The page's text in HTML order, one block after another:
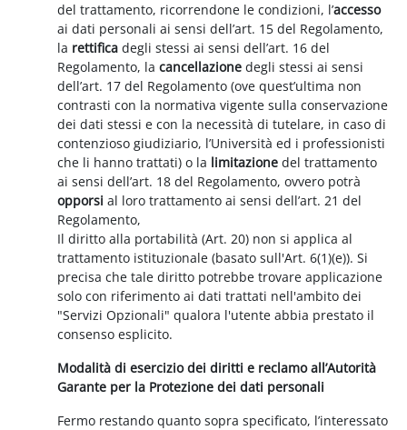
del trattamento, ricorrendone le condizioni, l’accesso
ai dati personali ai sensi dell’art. 15 del Regolamento,
la rettificadegli stessi ai sensi dell’art. 16 del
Regolamento, lacancellazione degli stessi ai sensi
dell’art. 17 del Regolamento (ove quest’ultima non
contrasti con la normativa vigente sulla conservazione
dei dati stessi e con la necessità di tutelare, in caso di
contenzioso giudiziario, l’Università ed i professionisti
che li hanno trattati) o la limitazione del trattamento
ai sensi dell’art. 18 del Regolamento, ovvero potrà
opporsi al loro trattamento ai sensi dell’art. 21 del
Regolamento,
Il diritto alla portabilità (Art. 20) non si applica al
trattamento istituzionale (basato sull'Art. 6(1)(e)). Si
precisa che tale diritto potrebbe trovare applicazione
solo con riferimento ai dati trattati nell'ambito dei
"Servizi Opzionali" qualora l'utente abbia prestato il
consenso esplicito.
Modalità di esercizio dei diritti e reclamo all’Autorità
Garante per la Protezione dei dati personali
Fermo restando quanto sopra specificato, l’interessato